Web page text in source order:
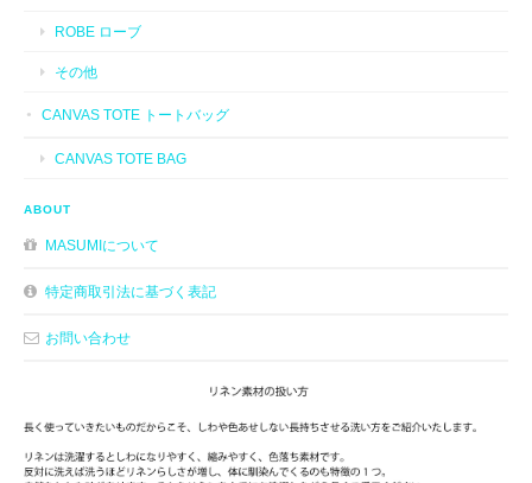
ROBE ローブ
その他
CANVAS TOTE トートバッグ
CANVAS TOTE BAG
ABOUT
MASUMIについて
特定商取引法に基づく表記
お問い合わせ